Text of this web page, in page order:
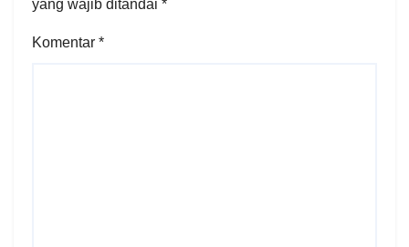
yang wajib ditandai *
Komentar *